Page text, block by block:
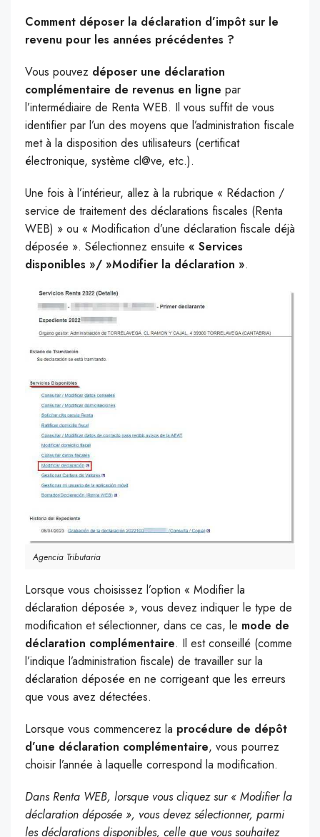
Comment déposer la déclaration d’impôt sur le
revenu pour les années précédentes ?
Vous pouvez déposer une déclaration
complémentaire de revenus en ligne par
l’intermédiaire de Renta WEB. Il vous suffit de vous
identifier par l’un des moyens que l’administration fiscale
met à la disposition des utilisateurs (certificat
électronique, système cl@ve, etc.).
Une fois à l’intérieur, allez à la rubrique « Rédaction /
service de traitement des déclarations fiscales (Renta
WEB) » ou « Modification d’une déclaration fiscale déjà
déposée ». Sélectionnez ensuite « Services
disponibles »/ »Modifier la déclaration ».
Agencia Tributaria
Lorsque vous choisissez l’option « Modifier la
déclaration déposée », vous devez indiquer le type de
modification et sélectionner, dans ce cas, le mode de
déclaration complémentaire. Il est conseillé (comme
l’indique l’administration fiscale) de travailler sur la
déclaration déposée en ne corrigeant que les erreurs
que vous avez détectées.
Lorsque vous commencerez la procédure de dépôt
d’une déclaration complémentaire, vous pourrez
choisir l’année à laquelle correspond la modification.
Dans Renta WEB, lorsque vous cliquez sur « Modifier la
déclaration déposée », vous devez sélectionner, parmi
les déclarations disponibles, celle que vous souhaitez